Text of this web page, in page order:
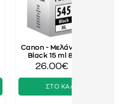
Canon - Μελάνι PG-545XL,
Black 15 ml 8286B001
26.00€
ΣΤΟ ΚΑΛΑΘΙ